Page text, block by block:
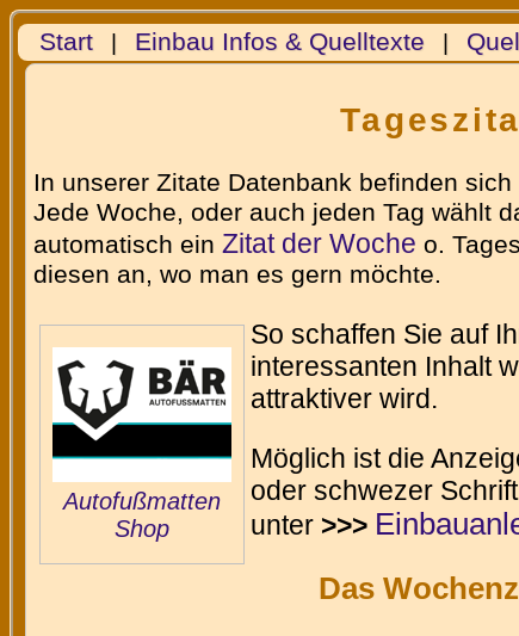
Start| Einbau Infos & Quelltexte |
In unserer Zitate Datenbank befinden
Jede Woche, oder auch jeden Tag wählt
automatisch einZitat der Woche o.
diesen an, wo man es gern möchte.
Autofußmatten
Shop
So schaffen Sie auf
interessanten Inhalt
attraktiver wird.
Möglich ist die
oder schwezer
unter >>>
Das